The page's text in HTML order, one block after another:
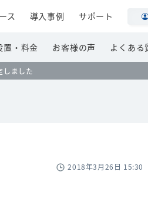
置・料金 お客様の声 よくある
ス 導入事例 サポート
しました
2018年3月26日 15:30